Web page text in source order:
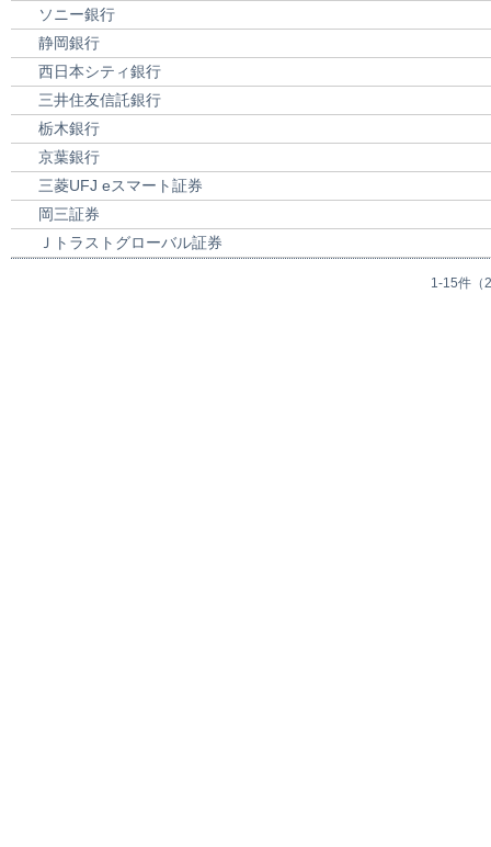
ソニー銀行
静岡銀行
西日本シティ銀行
三井住友信託銀行
栃木銀行
京葉銀行
三菱UFJ eスマート証券
岡三証券
Ｊトラストグローバル証券
1-15件（